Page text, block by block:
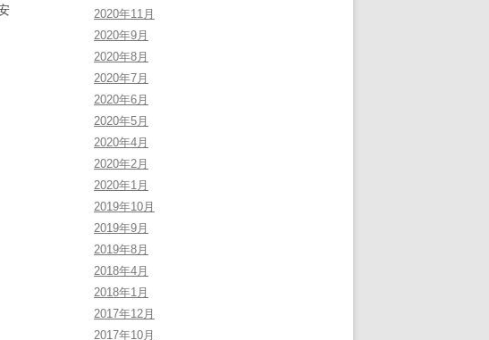
2020年11月
2020年9月
2020年8月
2020年7月
2020年6月
2020年5月
2020年4月
2020年2月
2020年1月
2019年10月
2019年9月
2019年8月
2018年4月
2018年1月
2017年12月
2017年10月